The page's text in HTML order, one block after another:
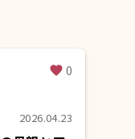
favorite 0
2026.04.23